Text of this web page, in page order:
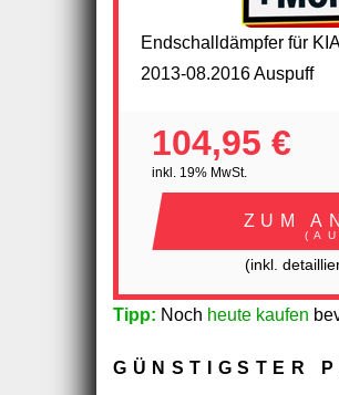
Endschalldämpfer für
2013-08.2016 Auspuff
104,95 €
inkl. 19% MwSt.
ZUM
(inkl.
Tipp: Noch heute kaufen
GÜNSTIGSTER